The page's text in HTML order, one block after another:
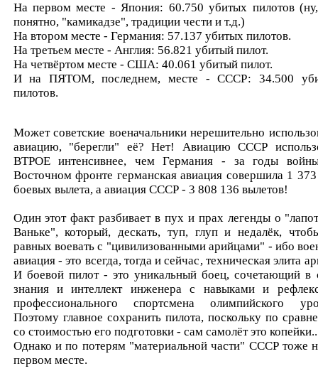
На первом месте - Япония: 60.750 убитых пилотов
понятно, "камикадзе", традиции чести и т.д.)
На втором месте - Германия: 57.137 убитых пилотов.
На третьем месте - Англия: 56.821 убитый пилот.
На четвёртом месте - США: 40.061 убитый пилот.
И на ПЯТОМ, последнем, месте - СССР: 34.500
пилотов.
Может советские военачальники нерешительно
авиацию, "берегли" её? Нет! Авиацию СССР
ВТРОЕ интенсивнее, чем Германия - за годы
Восточном фронте германская авиация совершила 1
боевых вылета, а авиация СССР - 3 808 136 вылетов!
Один этот факт разбивает в пух и прах легенды о
Ваньке", который, дескать, туп, глуп и недалёк,
равных воевать с "цивилизованными арийцами" - ибо
авиация - это всегда, тогда и сейчас, техническая элита
И боевой пилот - это уникальный боец, сочетающий в
знания и интеллект инженера с навыками и
профессионального спортсмена олимпийского
Поэтому главное сохранить пилота, поскольку по
со стоимостью его подготовки - сам самолёт это
Однако и по потерям "материальной части" СССР тоже
первом месте.